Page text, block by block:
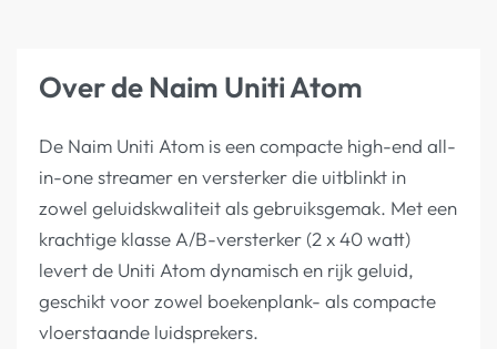
Over de Naim Uniti Atom
De Naim Uniti Atom is een compacte high-end all-
in-one streamer en versterker die uitblinkt in
zowel geluidskwaliteit als gebruiksgemak. Met een
krachtige klasse A/B-versterker (2 x 40 watt)
levert de Uniti Atom dynamisch en rijk geluid,
geschikt voor zowel boekenplank- als compacte
vloerstaande luidsprekers.